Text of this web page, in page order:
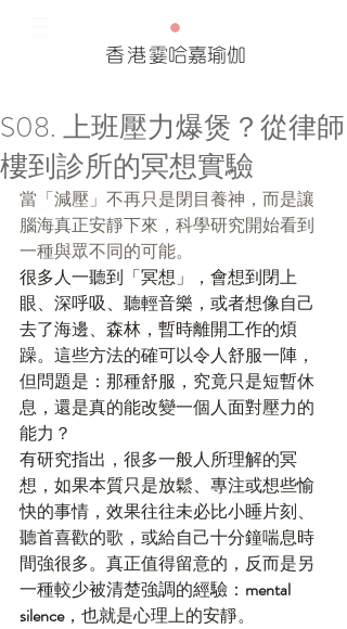
香港霎哈嘉瑜伽
Our Recent Posts
Tags
S08. 上班壓力爆煲？從律師
樓到診所的冥想實驗
當「減壓」不再只是閉目養神，而是讓
腦海真正安靜下來，科學研究開始看到
一種與眾不同的可能。
很多人一聽到「冥想」，會想到閉上
眼、深呼吸、聽輕音樂，或者想像自己
去了海邊、森林，暫時離開工作的煩
躁。這些方法的確可以令人舒服一陣，
但問題是：那種舒服，究竟只是短暫休
息，還是真的能改變一個人面對壓力的
能力？
有研究指出，很多一般人所理解的冥
想，如果本質只是放鬆、專注或想些愉
快的事情，效果往往未必比小睡片刻、
聽首喜歡的歌，或給自己十分鐘喘息時
間強很多。真正值得留意的，反而是另
一種較少被清楚強調的經驗： mental
silence，也就是心理上的安靜。